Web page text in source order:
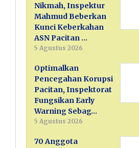
Nikmah, Inspektur
Mahmud Beberkan
Kunci Keberkahan
ASN Pacitan …
5 Agustus 2026
Optimalkan
Pencegahan Korupsi
Pacitan, Inspektorat
Fungsikan Early
Warning Sebag…
5 Agustus 2026
70 Anggota